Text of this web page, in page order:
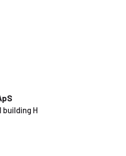
building H